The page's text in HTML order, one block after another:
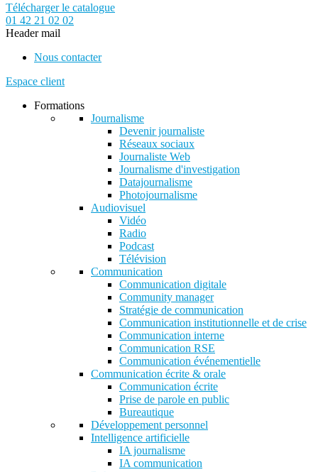
Télécharger le catalogue
01 42 21 02 02
Header mail
Nous contacter
Espace client
Formations
Journalisme
Devenir journaliste
Réseaux sociaux
Journaliste Web
Journalisme d'investigation
Datajournalisme
Photojournalisme
Audiovisuel
Vidéo
Radio
Podcast
Télévision
Communication
Communication digitale
Community manager
Stratégie de communication
Communication institutionnelle et de crise
Communication interne
Communication RSE
Communication événementielle
Communication écrite & orale
Communication écrite
Prise de parole en public
Bureautique
Développement personnel
Intelligence artificielle
IA journalisme
IA communication